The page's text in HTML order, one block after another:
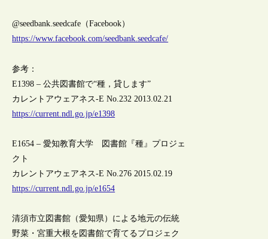
@seedbank.seedcafe（Facebook）
https://www.facebook.com/seedbank.seedcafe/
参考：
E1398 – 公共図書館で“種，貸します”
カレントアウェアネス-E No.232 2013.02.21
https://current.ndl.go.jp/e1398
E1654 – 愛知教育大学 図書館『種』プロジェ
クト
カレントアウェアネス-E No.276 2015.02.19
https://current.ndl.go.jp/e1654
清須市立図書館（愛知県）による地元の伝統
野菜・宮重大根を図書館で育てるプロジェク